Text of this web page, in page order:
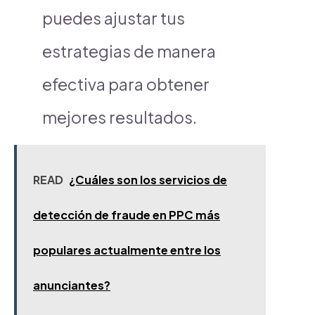
puedes ajustar tus
estrategias de manera
efectiva para obtener
mejores resultados.
READ ¿Cuáles son los servicios de
detección de fraude en PPC más
populares actualmente entre los
anunciantes?